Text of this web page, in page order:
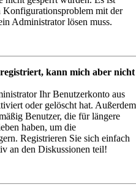
Konfigurationsproblem mit der
Administrator lösen muss.
kann mich aber nicht
Ihr Benutzerkonto aus
oder gelöscht hat. Außerdem
Benutzer, die für längere
haben, um die
Registrieren Sie sich einfach
an den Diskussionen teil!